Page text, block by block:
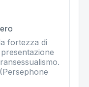
fortezza di